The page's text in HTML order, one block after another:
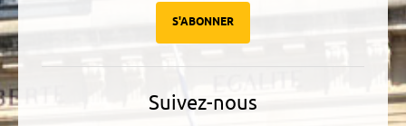
S'ABONNER
Suivez-nous